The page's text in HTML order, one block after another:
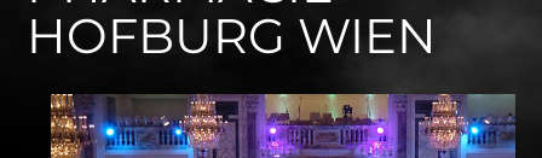
HOFBURG WIEN